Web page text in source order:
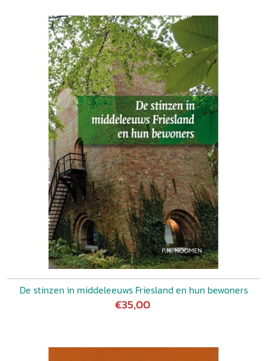
De stinzen in middeleeuws Friesland en hun bewoners
€35,00